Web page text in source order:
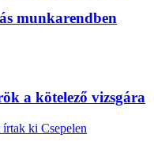
munkarendben
a kötelező vizsgára